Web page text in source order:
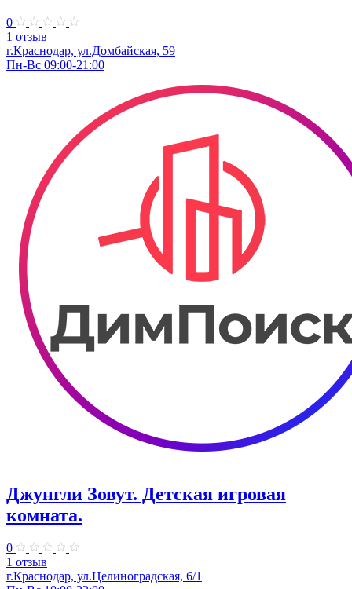
0
1 отзыв
г.Краснодар, ул.Домбайская, 59
Пн-Вс 09:00-21:00
Джунгли Зовут. Детская игровая
комната.
0
1 отзыв
г.Краснодар, ул.​Целиноградская, 6/1